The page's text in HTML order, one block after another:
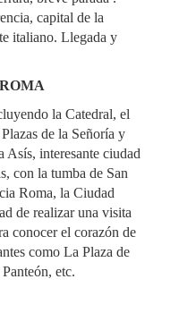
capital de la
italiano. Llegada y
la Catedral, el
de la Señoría y
Asís, interesante ciudad
con la tumba de San
Roma, la Ciudad
de realizar una visita
conocer el corazón de
como La Plaza de
etc.